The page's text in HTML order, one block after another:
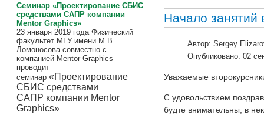
Cеминар «Проектирование СБИС
средствами САПР компании
Mentor Graphics»
23 января 2019 года Физический
факультет МГУ имени М.В.
Ломоносова совместно с
компанией Mentor Graphics
проводит
семинар «Проектирование
СБИС средствами
САПР компании Mentor
Graphics»
Начало занятий
Автор: Sergey
Опубликовано: 02
Уважаемые
С удовольствием
будте внимательны, в